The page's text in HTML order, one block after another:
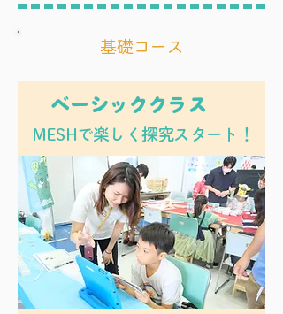
基礎コース
ベーシッククラス
MESHで楽しく探究スタート！